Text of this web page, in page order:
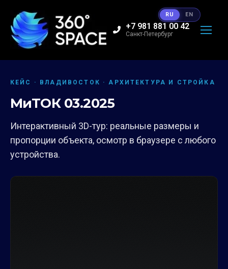
+7 981 881 00 42
Санкт-Петербург
КЕЙС · ВЛАДИВОСТОК · АРХИТЕКТУРА И СТРОЙКА
МиТОК 03.2025
Интерактивный 3D-тур: реальные размеры и
пропорции объекта, осмотр в браузере с любого
устройства.
RU EN